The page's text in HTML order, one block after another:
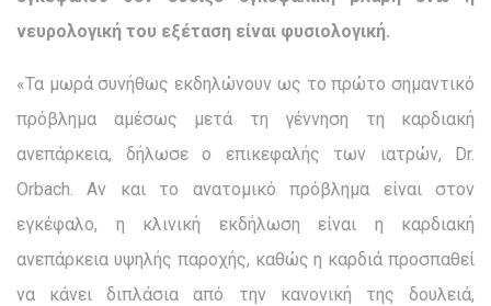
νευρολογική του εξέταση είναι φυσιολογική.
«Τα μωρά συνήθως εκδηλώνουν ως το πρώτο σημαντικό
πρόβλημα αμέσως μετά τη γέννηση τη καρδιακή
ανεπάρκεια, δήλωσε ο επικεφαλής των ιατρών, Dr.
Orbach. Αν και το ανατομικό πρόβλημα είναι στον
εγκέφαλο, η κλινική εκδήλωση είναι η καρδιακή
ανεπάρκεια υψηλής παροχής, καθώς η καρδιά προσπαθεί
να κάνει διπλάσια από την κανονική της δουλειά,